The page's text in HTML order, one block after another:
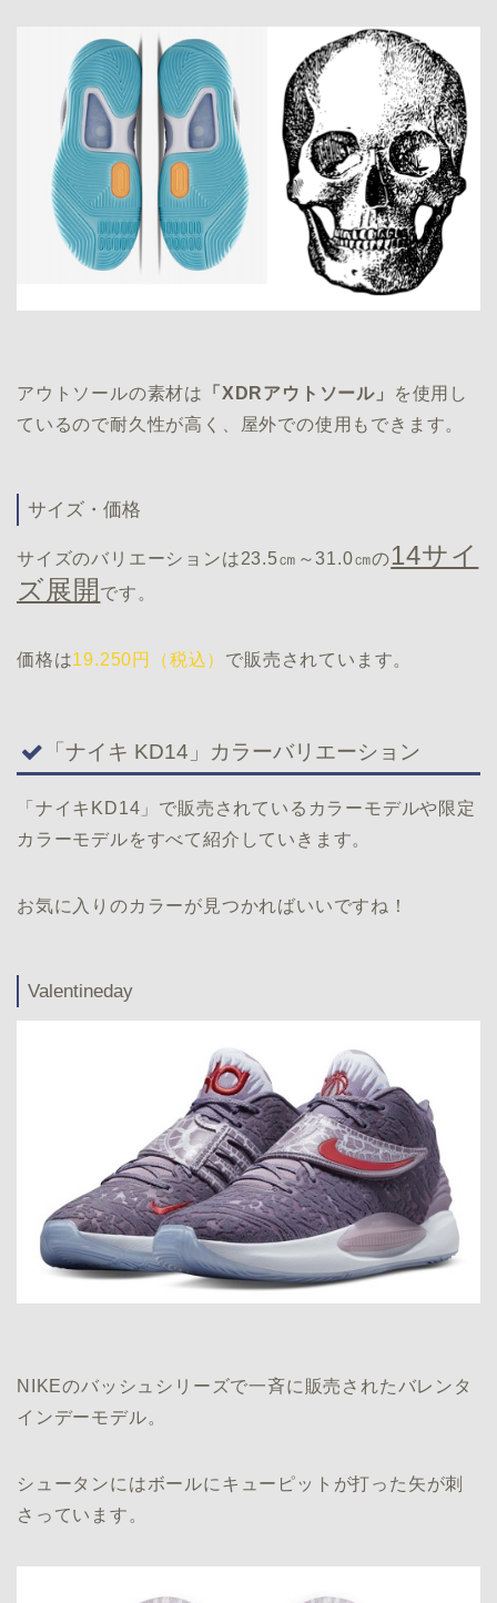
アウトソールの素材は 「XDRアウトソール」
を使用し
ているので耐久性が高く、屋外での使用もできます。
サイズ・価格
サイズのバリエーションは23.5㎝～31.0㎝の14サイ
ズ展開 です。
価格は19.250円（税込） で販売されています。
「ナイキ KD14」カラーバリエーション
「ナイキKD14」で販売されているカラーモデルや限定
カラーモデルをすべて紹介していきます。
お気に入りのカラーが見つかればいいですね！
Valentineday
NIKEのバッシュシリーズで一斉に販売されたバレンタ
インデーモデル。
シュータンにはボールにキューピットが打った矢が刺
さっています。